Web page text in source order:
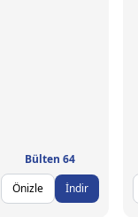
Bülten 64
Önizle
İndir